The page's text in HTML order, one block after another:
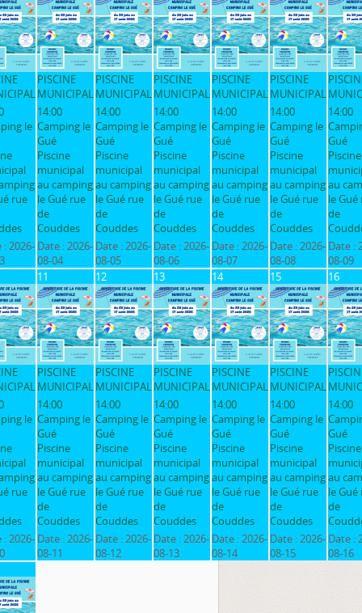
le
rue
:2026-
PISCINE
MUNICIPAL
14:00
Camping le
Gué
Piscine
municipal
au camping
le Gué rue
de
Couddes
Date :2026-
08-04
PISCINE
MUNICIPAL
14:00
Camping le
Gué
Piscine
municipal
au camping
le Gué rue
de
Couddes
Date :2026-
08-05
PISCINE
MUNICIPAL
14:00
Camping le
Gué
Piscine
municipal
au camping
le Gué rue
de
Couddes
Date :2026-
08-06
PISCINE
MUNICIPAL
14:00
Camping le
Gué
Piscine
municipal
au camping
le Gué rue
de
Couddes
Date :2026-
08-07
PISCINE
MUNICIPAL
14:00
Camping le
Gué
Piscine
municipal
au camping
le Gué rue
de
Couddes
Date :2026-
08-08
14:00
Gué
Piscine
au
le Gué
de
Date :
08-09
le
rue
:2026-
11
PISCINE
MUNICIPAL
14:00
Camping le
Gué
Piscine
municipal
au camping
le Gué rue
de
Couddes
Date :2026-
08-11
12
PISCINE
MUNICIPAL
14:00
Camping le
Gué
Piscine
municipal
au camping
le Gué rue
de
Couddes
Date :2026-
08-12
13
PISCINE
MUNICIPAL
14:00
Camping le
Gué
Piscine
municipal
au camping
le Gué rue
de
Couddes
Date :2026-
08-13
14
PISCINE
MUNICIPAL
14:00
Camping le
Gué
Piscine
municipal
au camping
le Gué rue
de
Couddes
Date :2026-
08-14
15
PISCINE
MUNICIPAL
14:00
Camping le
Gué
Piscine
municipal
au camping
le Gué rue
de
Couddes
Date :2026-
08-15
16
14:00
Gué
Piscine
au
le Gué
de
Date :
08-16